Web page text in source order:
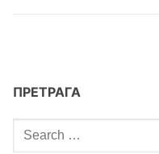
ПРЕТРАГА